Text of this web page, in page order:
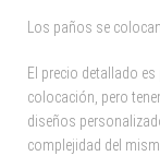
Los paños se
El precio detallado
colocación, pero
diseños
complejidad del